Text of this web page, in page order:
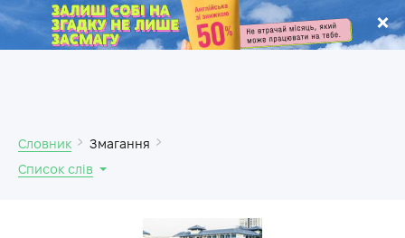
.
Словник
Змагання
Список слів